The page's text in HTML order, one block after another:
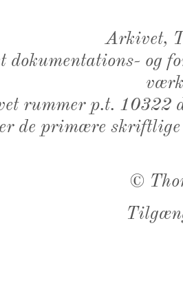
Arkivet,
dokumentations- og
rummer p.t. 10322
de primære
©